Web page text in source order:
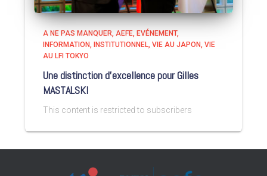
A NE PAS MANQUER AEFE EVÉNEMENT
INFORMATION
INSTITUTIONNEL VIE AU JAPON VIE
AU LFI TOKYO
Une distinction d’excellence pour Gilles
MASTALSKI
This content is restricted to subscribers